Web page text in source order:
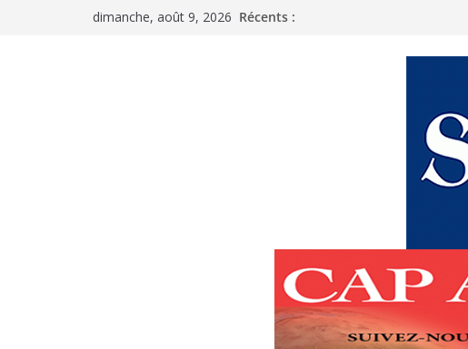
dimanche, août 9, 2026 Récents :